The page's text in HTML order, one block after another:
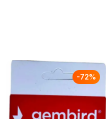
-72%